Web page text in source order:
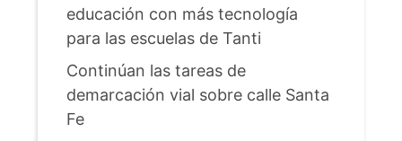
educación con más tecnología
para las escuelas de Tanti
Continúan las tareas de
demarcación vial sobre calle Santa
Fe